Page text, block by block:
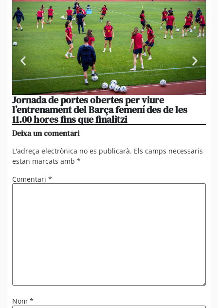
Jornada de portes obertes per viure
l’entrenament del Barça femení des de les
11.00 hores fins que finalitzi
Deixa un comentari
L'adreça electrònica no es publicarà. Els camps necessaris
estan marcats amb *
Comentari *
Nom *